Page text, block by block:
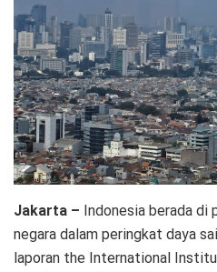
Jakarta – Indonesia berada
negara dalam peringkat daya
laporan the International